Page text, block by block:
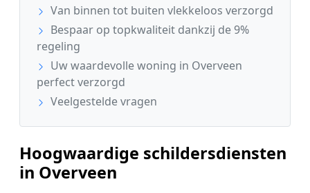
Van binnen tot buiten vlekkeloos verzorgd
Bespaar op topkwaliteit dankzij de 9%
regeling
Uw waardevolle woning in Overveen
perfect verzorgd
Veelgestelde vragen
Hoogwaardige schildersdiensten
in Overveen